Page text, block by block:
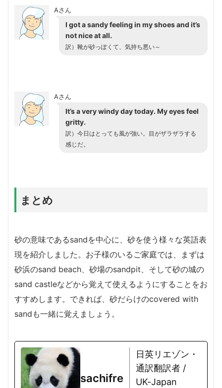
Aさん
I got a sandy feeling in my shoes and it’s
not nice at all.
訳）靴が砂っぽくて、気持ち悪い～
Aさん
It’s a very windy day today. My eyes feel
gritty.
訳）今日はとっても風が強い。目がザラザラする
感じだ。
まとめ
砂の意味であるsandを中心に、砂を使う様々な英語表
現を紹介しました。お子様のいるご家庭では、まずは
砂浜のsand beach、砂場のsandpit、そして砂の城の
sand castleなどから覚えて使えるようにすることをお
すすめします。できれば、砂だらけのcovered with
sandも一緒に覚えましょう。
sachifre
日英リエゾン・
通訳翻訳者 /
UK-Japan